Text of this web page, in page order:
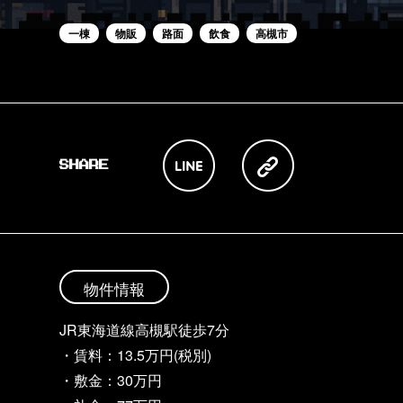
一棟 物販 路面 飲食 高槻市
物件情報
JR東海道線高槻駅徒歩7分
・賃料：13.5万円(税別)
・敷金：30万円